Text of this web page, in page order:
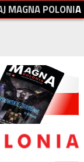
JMAGNAPOLONIA